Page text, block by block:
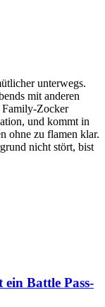
unterwegs.
mit anderen
Family-Zocker
und kommt in
ohne zu flamen klar.
nicht stört, bist
Battle Pass-